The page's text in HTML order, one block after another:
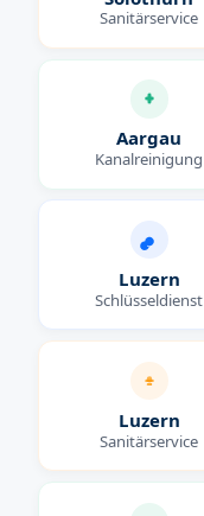
Sanitärservice
Aargau
Kanalreinigung
Luzern
Schlüsseldienst
Luzern
Sanitärservice